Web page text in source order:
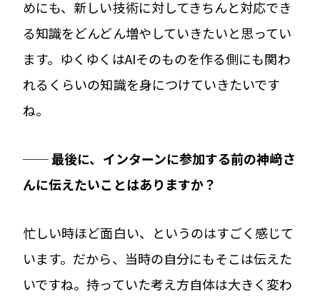
めにも、新しい技術に対してきちんと対応でき
る知識をどんどん増やしていきたいと思ってい
ます。ゆくゆくはAIそのものを作る側にも関わ
れるくらいの知識を身につけていきたいです
ね。
── 最後に、インターンに参加する前の神﨑さ
んに伝えたいことはありますか？
忙しい時ほど面白い、というのはすごく感じて
います。だから、当時の自分にもそこは伝えた
いですね。持っていた考え方自体は大きく変わ